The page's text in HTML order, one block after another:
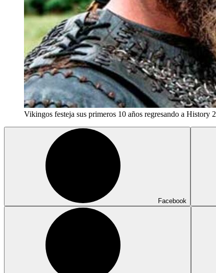
Vikingos festeja sus primeros 10 años regresando a History 2
Facebook